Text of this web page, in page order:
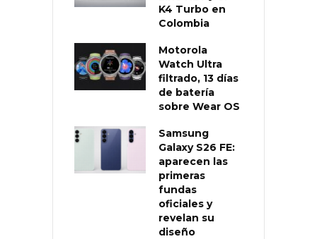
K4 Turbo en
Colombia
Motorola
Watch Ultra
filtrado, 13 días
de batería
sobre Wear OS
Samsung
Galaxy S26 FE:
aparecen las
primeras
fundas
oficiales y
revelan su
diseño